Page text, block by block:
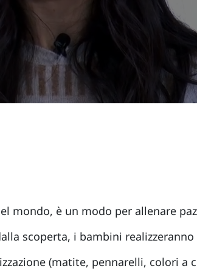
mondo, è un modo per allenare
scoperta, i bambini
(matite, pennarelli, colori a